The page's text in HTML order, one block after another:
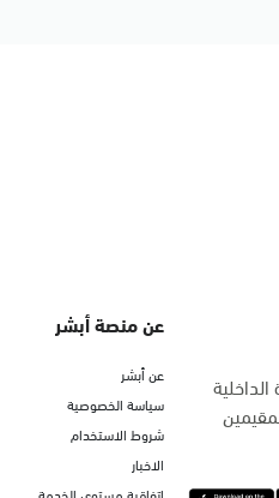
عن منصة أبشر
عن أبشر
سياسة الخصوصية
شروط الاستخدام
الاخبار